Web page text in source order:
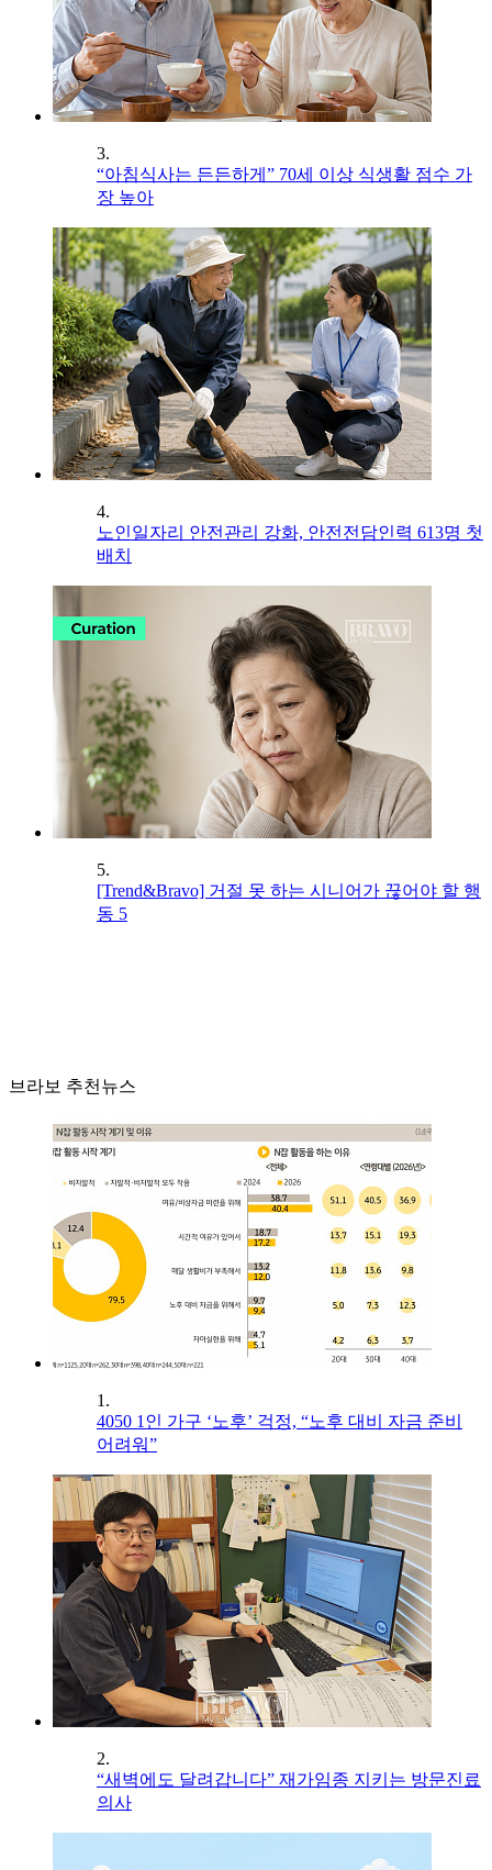
3.
“아침식사는 든든하게” 70세 이상 식생활 점수 가
장 높아
4.
노인일자리 안전관리 강화, 안전전담인력 613명 첫
배치
5.
[Trend&Bravo] 거절 못 하는 시니어가 끊어야 할 행
동 5
브라보 추천뉴스
1.
4050 1인 가구 ‘노후’ 걱정, “노후 대비 자금 준비
어려워”
2.
“새벽에도 달려갑니다” 재가임종 지키는 방문진료
의사